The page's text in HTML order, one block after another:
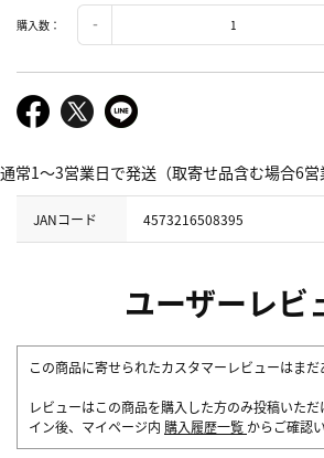
購入数：
通常1～3営業日で発送（取寄せ品含む場合6営
JANコード 4573216508395
ユーザーレビ
この商品に寄せられたカスタマーレビューはまだ
レビューはこの商品を購入した方のみ投稿いた
イン後、マイページ内 購入履歴一覧 からご確認